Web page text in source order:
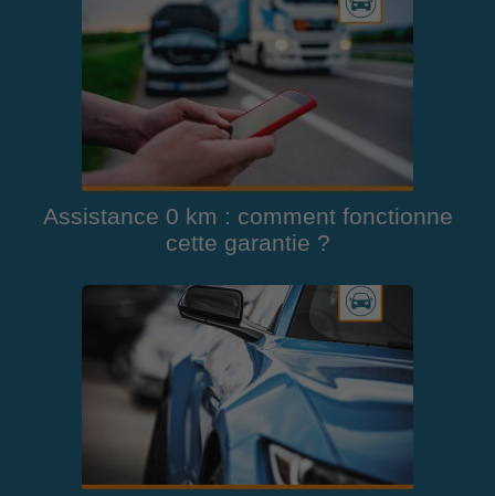
Assistance 0 km : comment fonctionne
cette garantie ?